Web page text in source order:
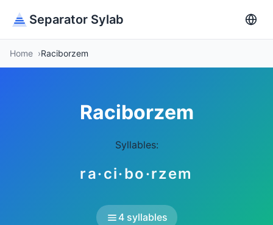
Separator Sylab
Home Raciborzem
Raciborzem
Syllables:
ra·ci·bo·rzem
4 syllables